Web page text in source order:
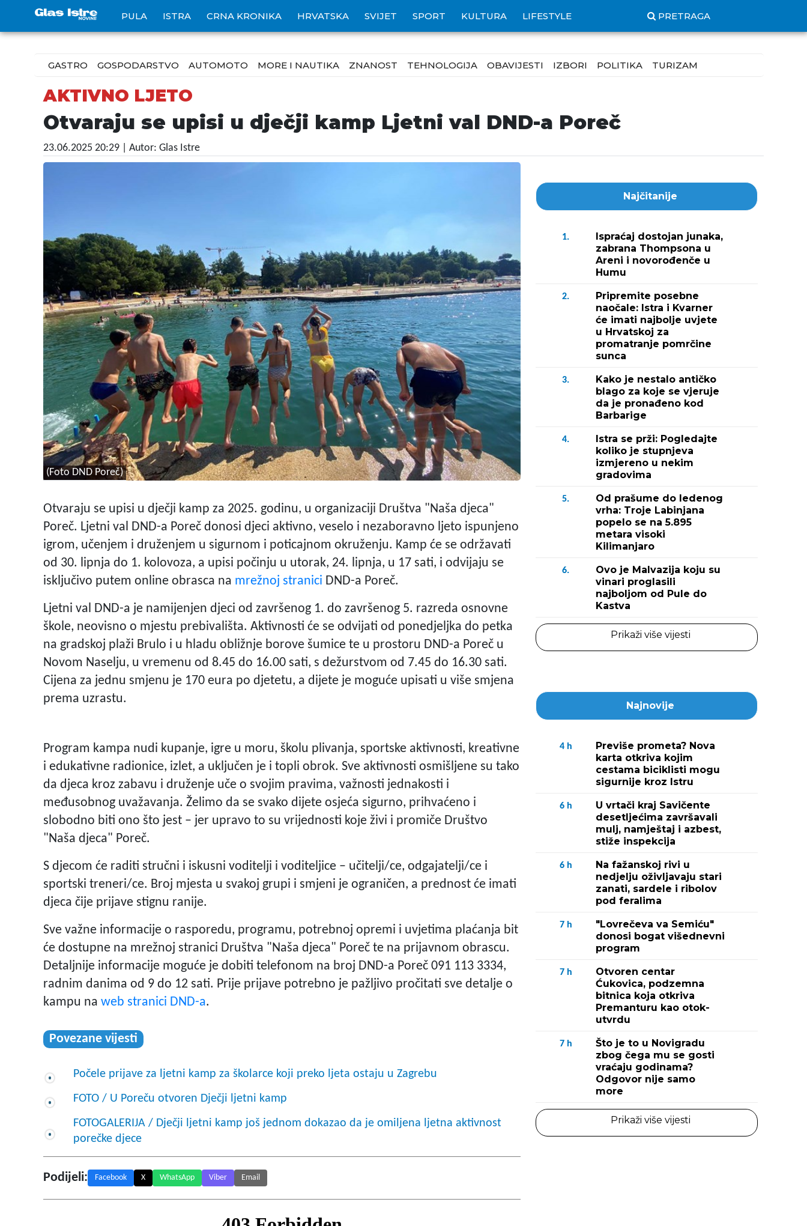
PULA ISTRA CRNA KRONIKA HRVATSKA SVIJET SPORT KULTURA LIFESTYLE PRETRAGA
GASTRO GOSPODARSTVO AUTOMOTO MORE I NAUTIKA ZNANOST TEHNOLOGIJA OBAVIJESTI IZBORI POLITIKA TURIZAM
AKTIVNO LJETO
Otvaraju se upisi u dječji kamp Ljetni val DND-a Poreč
23.06.2025 20:29 | Autor: Glas Istre
(Foto DND Poreč)
Otvaraju se upisi u dječji kamp za 2025. godinu, u organizaciji Društva "Naša djeca"
Poreč. Ljetni val DND-a Poreč donosi djeci aktivno, veselo i nezaboravno ljeto ispunjeno
igrom, učenjem i druženjem u sigurnom i poticajnom okruženju. Kamp će se održavati
od 30. lipnja do 1. kolovoza, a upisi počinju u utorak, 24. lipnja, u 17 sati, i odvijaju se
isključivo putem online obrasca na mrežnoj stranici DND-a Poreč.
Ljetni val DND-a je namijenjen djeci od završenog 1. do završenog 5. razreda osnovne
škole, neovisno o mjestu prebivališta. Aktivnosti će se odvijati od ponedjeljka do petka
na gradskoj plaži Brulo i u hladu obližnje borove šumice te u prostoru DND-a Poreč u
Novom Naselju, u vremenu od 8.45 do 16.00 sati, s dežurstvom od 7.45 do 16.30 sati.
Cijena za jednu smjenu je 170 eura po djetetu, a dijete je moguće upisati u više smjena
prema uzrastu.
Program kampa nudi kupanje, igre u moru, školu plivanja, sportske aktivnosti, kreativne
i edukativne radionice, izlet, a uključen je i topli obrok. Sve aktivnosti osmišljene su tako
da djeca kroz zabavu i druženje uče o svojim pravima, važnosti jednakosti i
međusobnog uvažavanja. Želimo da se svako dijete osjeća sigurno, prihvaćeno i
slobodno biti ono što jest – jer upravo to su vrijednosti koje živi i promiče Društvo
"Naša djeca" Poreč.
S djecom će raditi stručni i iskusni voditelji i voditeljice – učitelji/ce, odgajatelji/ce i
sportski treneri/ce. Broj mjesta u svakoj grupi i smjeni je ograničen, a prednost će imati
djeca čije prijave stignu ranije.
Sve važne informacije o rasporedu, programu, potrebnoj opremi i uvjetima plaćanja bit
će dostupne na mrežnoj stranici Društva "Naša djeca" Poreč te na prijavnom obrascu.
Detaljnije informacije moguće je dobiti telefonom na broj DND-a Poreč 091 113 3334,
radnim danima od 9 do 12 sati. Prije prijave potrebno je pažljivo pročitati sve detalje o
kampu na web stranici DND-a.
Povezane vijesti
Počele prijave za ljetni kamp za školarce koji preko ljeta ostaju u Zagrebu
FOTO / U Poreču otvoren Dječji ljetni kamp
FOTOGALERIJA / Dječji ljetni kamp još jednom dokazao da je omiljena ljetna aktivnost
porečke djece
Podijeli: Facebook X WhatsApp Viber Email
Najčitanije
1.
Ispraćaj dostojan junaka,
zabrana Thompsona u
Areni i novorođenče u
Humu
2.
Pripremite posebne
naočale: Istra i Kvarner
će imati najbolje uvjete
u Hrvatskoj za
promatranje pomrčine
sunca
3.
Kako je nestalo antičko
blago za koje se vjeruje
da je pronađeno kod
Barbarige
4.
Istra se prži: Pogledajte
koliko je stupnjeva
izmjereno u nekim
gradovima
5.
Od prašume do ledenog
vrha: Troje Labinjana
popelo se na 5.895
metara visoki
Kilimanjaro
6.
Ovo je Malvazija koju su
vinari proglasili
najboljom od Pule do
Kastva
Prikaži više vijesti
Najnovije
4 h
Previše prometa? Nova
karta otkriva kojim
cestama biciklisti mogu
sigurnije kroz Istru
6 h
U vrtači kraj Savičente
desetljećima završavali
mulj, namještaj i azbest,
stiže inspekcija
6 h
Na fažanskoj rivi u
nedjelju oživljavaju stari
zanati, sardele i ribolov
pod feralima
7 h
"Lovrečeva va Semiću"
donosi bogat višednevni
program
7 h
Otvoren centar
Ćukovica, podzemna
bitnica koja otkriva
Premanturu kao otok-
utvrdu
7 h
Što je to u Novigradu
zbog čega mu se gosti
vraćaju godinama?
Odgovor nije samo
more
Prikaži više vijesti